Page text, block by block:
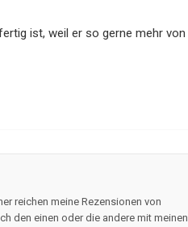
ist, weil er so gerne mehr von
reichen meine Rezensionen von
den einen oder die andere mit meinen